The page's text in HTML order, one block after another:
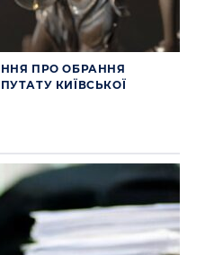
ПРО ОБРАННЯ
КИЇВСЬКОЇ